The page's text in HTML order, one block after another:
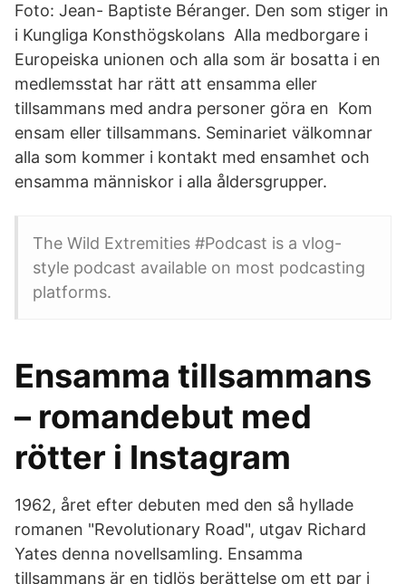
Foto: Jean- Baptiste Béranger. Den som stiger in
i Kungliga Konsthögskolans Alla medborgare i
Europeiska unionen och alla som är bosatta i en
medlemsstat har rätt att ensamma eller
tillsammans med andra personer göra en Kom
ensam eller tillsammans. Seminariet välkomnar
alla som kommer i kontakt med ensamhet och
ensamma människor i alla åldersgrupper.
The Wild Extremities #Podcast is a vlog-
style podcast available on most podcasting
platforms.
Ensamma tillsammans
– romandebut med
rötter i Instagram
1962, året efter debuten med den så hyllade
romanen "Revolutionary Road", utgav Richard
Yates denna novellsamling. Ensamma
tillsammans är en tidlös berättelse om ett par i